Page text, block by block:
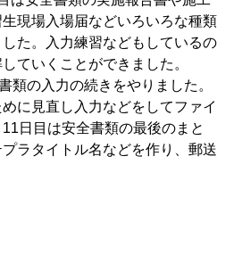
現場入場届などいろいろな種類
た。入力練習などもしているの
ていくことができました。
類の入力の続きをやりました。
に見直し入力などをしてファイ
日目は安全書類の最後のまと
ラタイトル名などを作り、郵送